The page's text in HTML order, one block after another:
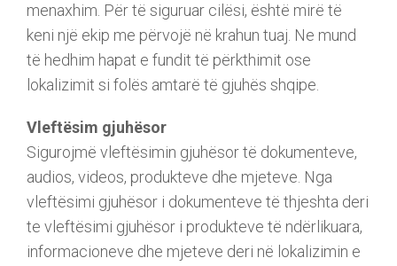
menaxhim. Për të siguruar cilësi, është mirë të
keni një ekip me përvojë në krahun tuaj. Ne mund
të hedhim hapat e fundit të përkthimit ose
lokalizimit si folës amtarë të gjuhës shqipe.
Vleftësim gjuhësor
Sigurojmë vleftësimin gjuhësor të dokumenteve,
audios, videos, produkteve dhe mjeteve. Nga
vleftësimi gjuhësor i dokumenteve të thjeshta deri
te vleftësimi gjuhësor i produkteve të ndërlikuara,
informacioneve dhe mjeteve deri në lokalizimin e